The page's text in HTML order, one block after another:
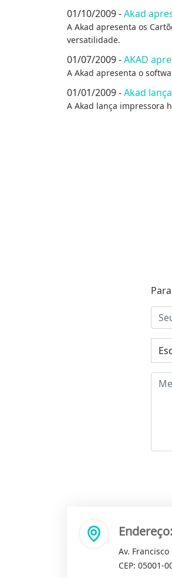
01/10/2009 -Akad
A Akad apresenta os
versatilidade.
01/07/2009 -AKAD
A Akad apresenta o
01/01/2009 -Akad
A Akad lança impressora
Endereço:
Av.
CEP: 05001-